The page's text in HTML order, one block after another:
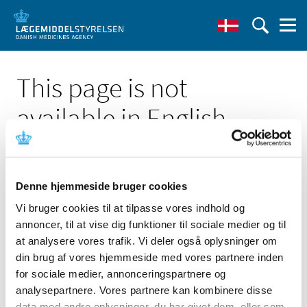
Denne hjemmeside bruger cookies
Vi bruger cookies til at tilpasse vores indhold og
annoncer, til at vise dig funktioner til sociale medier og til
at analysere vores trafik. Vi deler også oplysninger om
din brug af vores hjemmeside med vores partnere inden
for sociale medier, annonceringspartnere og
analysepartnere. Vores partnere kan kombinere disse
This page is not
available in English
Click here to see the Danish page 'Referater fra
Medicintilskuds_nævnet'
Go to English frontpage